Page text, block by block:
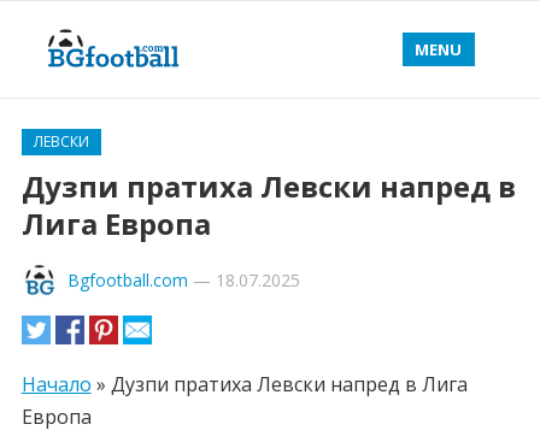
MENU
ЛЕВСКИ
Дузпи пратиха Левски напред в
Лига Европа
Bgfootball.com — 18.07.2025
Начало » Дузпи пратиха Левски напред в Лига
Европа